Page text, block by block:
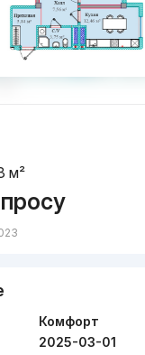
м²
Комфорт
2025-03-01